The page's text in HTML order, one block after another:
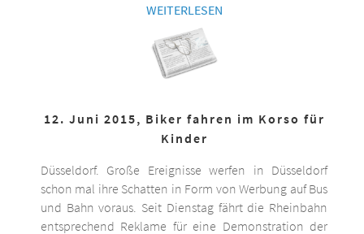
WEITERLESEN
12. Juni 2015, Biker fahren im Korso für
Kinder
Düsseldorf. Große Ereignisse werfen in Düsseldorf
schon mal ihre Schatten in Form von Werbung auf Bus
und Bahn voraus. Seit Dienstag fährt die Rheinbahn
entsprechend Reklame für eine Demonstration der